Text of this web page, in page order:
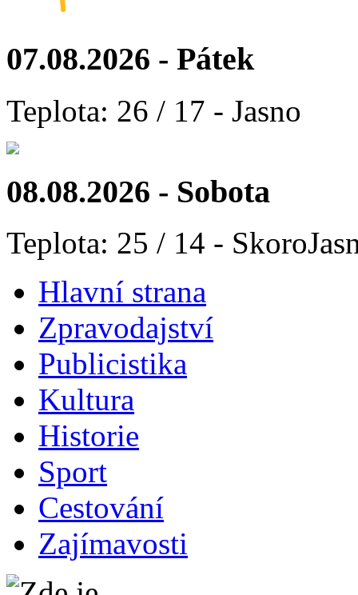
07.08.2026 - Pátek
Teplota: 26 / 17 - Jasno
08.08.2026 - Sobota
Teplota: 25 / 14 -
Hlavní strana
Zpravodajství
Publicistika
Kultura
Historie
Sport
Cestování
Zajímavosti